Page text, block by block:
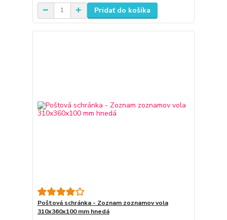
Pridať do košíka
Poštová schránka - Zoznam zoznamov vola
310x360x100 mm hnedá